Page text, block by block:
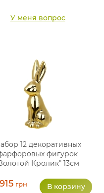
У меня вопрос
12 декоративных
фигурок
Кролик" 13см
грн